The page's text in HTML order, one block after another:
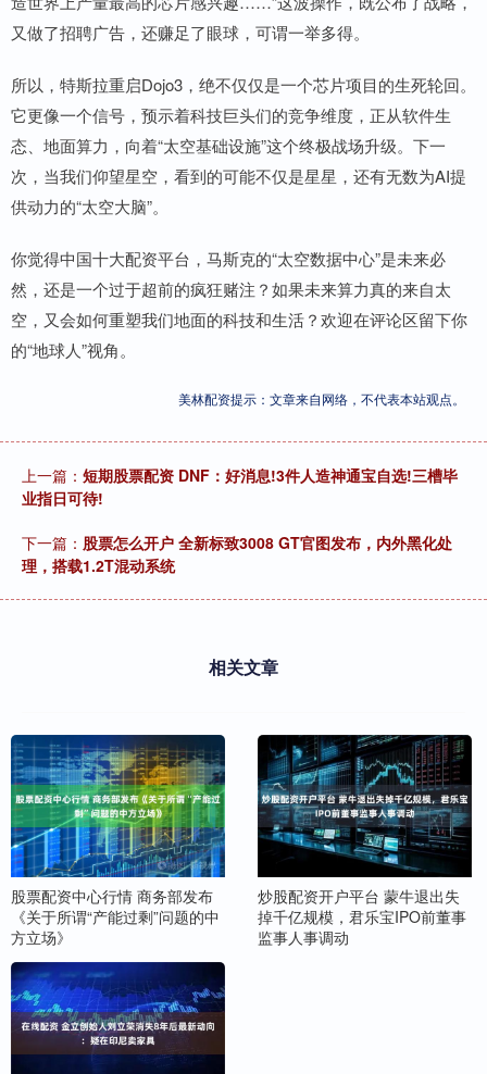
又做了招聘广告，还赚足了眼球，可谓一举多得。
所以，特斯拉重启Dojo3，绝不仅仅是一个芯片项目的生死轮回。
它更像一个信号，预示着科技巨头们的竞争维度，正从软件生
态、地面算力，向着“太空基础设施”这个终极战场升级。下一
次，当我们仰望星空，看到的可能不仅是星星，还有无数为AI提
供动力的“太空大脑”。
你觉得中国十大配资平台，马斯克的“太空数据中心”是未来必
然，还是一个过于超前的疯狂赌注？如果未来算力真的来自太
空，又会如何重塑我们地面的科技和生活？欢迎在评论区留下你
的“地球人”视角。
美林配资提示：文章来自网络，不代表本站观点。
上一篇： 短期股票配资 DNF：好消息!3件人造神通宝自选!三槽毕
业指日可待!
下一篇： 股票怎么开户 全新标致3008 GT官图发布，内外黑化处
理，搭载1.2T混动系统
相关文章
股票配资中心行情 商务部发布
《关于所谓“产能过剩”问题的中
方立场》
炒股配资开户平台 蒙牛退出失
掉千亿规模，君乐宝IPO前董事
监事人事调动